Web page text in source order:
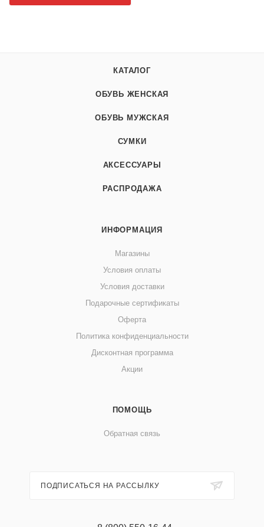
КАТАЛОГ
ОБУВЬ ЖЕНСКАЯ
ОБУВЬ МУЖСКАЯ
СУМКИ
АКСЕССУАРЫ
РАСПРОДАЖА
ИНФОРМАЦИЯ
Магазины
Условия оплаты
Условия доставки
Подарочные сертификаты
Оферта
Политика конфиденциальности
Дисконтная программа
Акции
ПОМОЩЬ
Обратная связь
ПОДПИСАТЬСЯ НА РАССЫЛКУ